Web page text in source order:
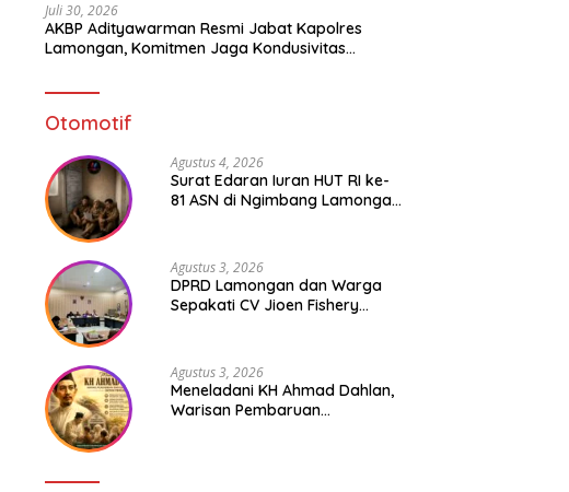
Juli 30, 2026
AKBP Adityawarman Resmi Jabat Kapolres
Lamongan, Komitmen Jaga Kondusivitas
Otomotif
Agustus 4, 2026
Surat Edaran Iuran HUT RI ke-
81 ASN di Ngimbang Lamongan
Agustus 3, 2026
DPRD Lamongan dan Warga
Sepakati CV Jioen Fishery
Agustus 3, 2026
Meneladani KH Ahmad Dahlan,
Warisan Pembaruan